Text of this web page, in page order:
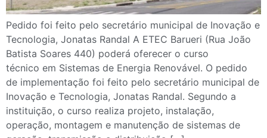
Pedido foi feito pelo secretário municipal de Inovação e
Tecnologia, Jonatas Randal A ETEC Barueri (Rua João
Batista Soares 440) poderá oferecer o curso
técnico em Sistemas de Energia Renovável. O pedido
de implementação foi feito pelo secretário municipal de
Inovação e Tecnologia, Jonatas Randal. Segundo a
instituição, o curso realiza projeto, instalação,
operação, montagem e manutenção de sistemas de